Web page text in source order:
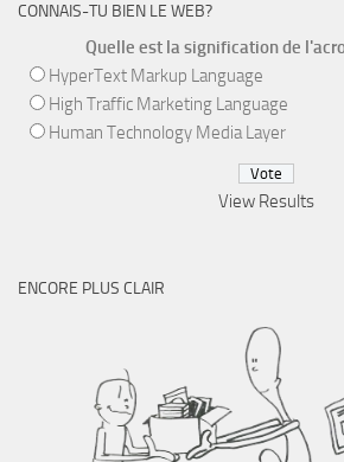
CONNAIS-TU BIEN LE WEB?
Quelle est la signification de
HyperText Markup Language
High Traffic Marketing Language
Human Technology Media Layer
View Results
ENCORE PLUS CLAIR